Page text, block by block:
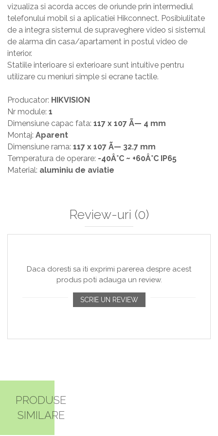
vizualiza si acorda acces de oriunde prin intermediul
telefonului mobil si a aplicatiei Hikconnect. Posibiulitate
de a integra sistemul de supraveghere video si sistemul
de alarma din casa/apartament in postul video de
interior.
Statiile interioare si exterioare sunt intuitive pentru
utilizare cu meniuri simple si ecrane tactile.
Producator: HIKVISION
Nr module: 1
Dimensiune capac fata: 117 x 107 Ã— 4 mm
Montaj: Aparent
Dimensiune rama: 117 x 107 Ã— 32.7 mm
Temperatura de operare: -40Â°C ~ +60Â°C IP65
Material: aluminiu de aviatie
Review-uri (0)
Daca doresti sa iti exprimi parerea despre acest
produs poti adauga un review.
SCRIE UN REVIEW
PRODUSE
SIMILARE